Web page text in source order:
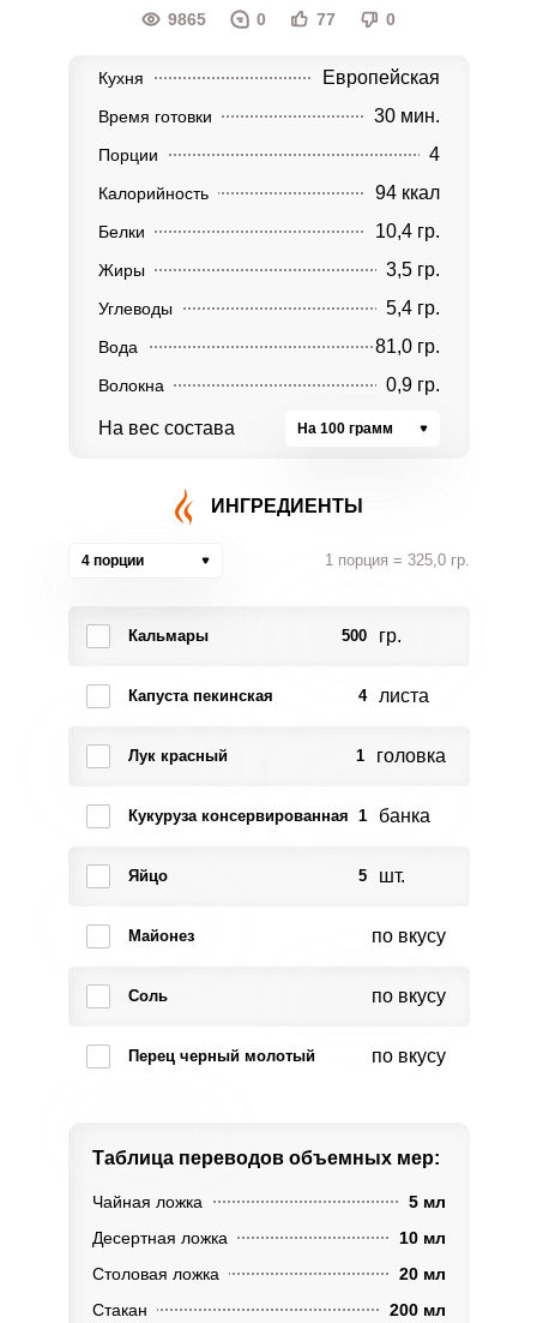
9865 0 77 0
Кухня Европейская
Время готовки 30 мин.
Порции 4
Калорийность 94 ккал
Белки 10,4 гр.
Жиры 3,5 гр.
Углеводы 5,4 гр.
Вода 81,0 гр.
Волокна 0,9 гр.
На вес состава На 100 грамм
ИНГРЕДИЕНТЫ
4 порции 1 порция = 325,0 гр.
Кальмары 500 гр.
Капуста пекинская 4 листа
Лук красный 1 головка
Кукуруза консервированная 1 банка
Яйцо 5 шт.
Майонез по вкусу
Соль по вкусу
Перец черный молотый по вкусу
Таблица переводов объемных мер:
Чайная ложка
5 мл
Десертная ложка
10 мл
Столовая ложка
20 мл
Стакан
200 мл